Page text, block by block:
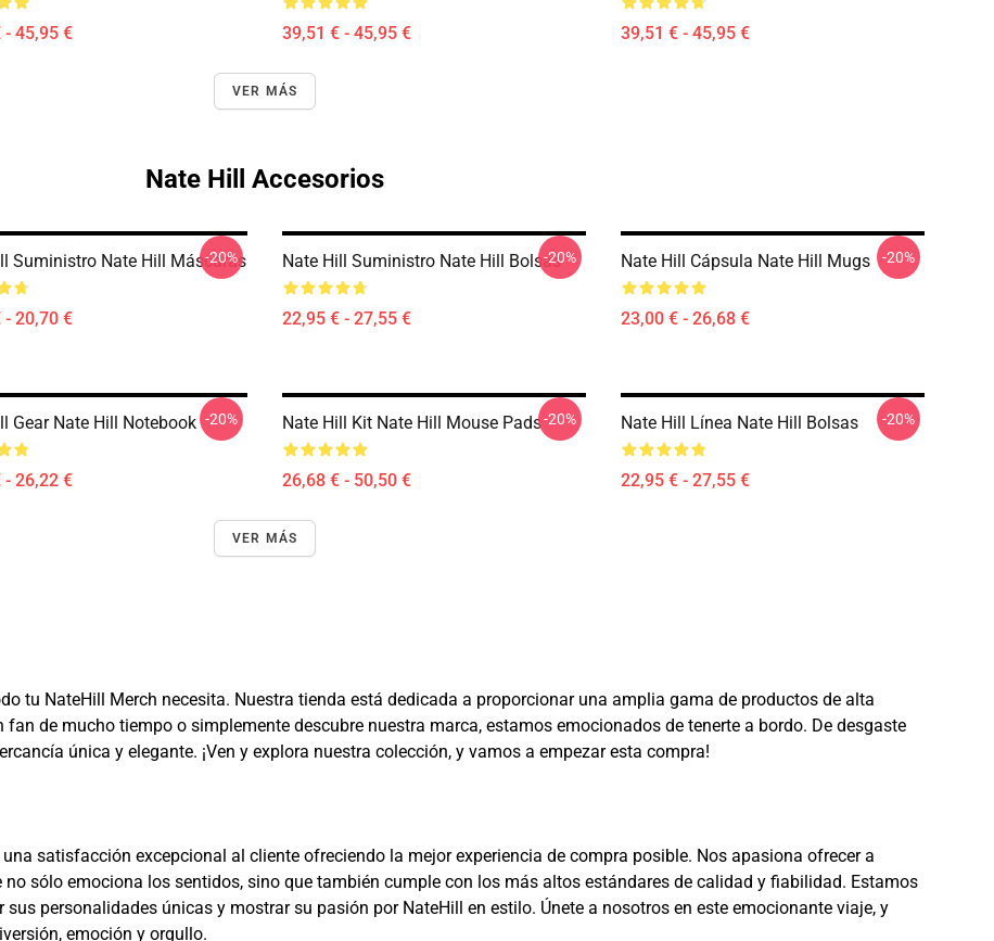
- 45,95 € 39,51 € - 45,95 € 39,51 € - 45,95 €
VER MÁS
Nate Hill Accesorios
Suministro Nate Hill Máscaras
- 20,70 €
-20% Nate Hill Suministro Nate Hill Bolsas
22,95 € - 27,55 €
-20% Nate Hill Cápsula Nate Hill Mugs
23,00 € - 26,68 €
-20%
Gear Nate Hill Notebook
- 26,22 €
-20% Nate Hill Kit Nate Hill Mouse Pads
26,68 € - 50,50 €
-20% Nate Hill Línea Nate Hill Bolsas
22,95 € - 27,55 €
-20%
VER MÁS
tu NateHill Merch necesita. Nuestra tienda está dedicada a proporcionar una amplia gama de productos de alta
de mucho tiempo o simplemente descubre nuestra marca, estamos emocionados de tenerte a bordo. De desgaste
única y elegante. ¡Ven y explora nuestra colección, y vamos a empezar esta compra!
satisfacción excepcional al cliente ofreciendo la mejor experiencia de compra posible. Nos apasiona ofrecer a
sólo emociona los sentidos, sino que también cumple con los más altos estándares de calidad y fiabilidad. Estamos
personalidades únicas y mostrar su pasión por NateHill en estilo. Únete a nosotros en este emocionante viaje, y
emoción y orgullo.